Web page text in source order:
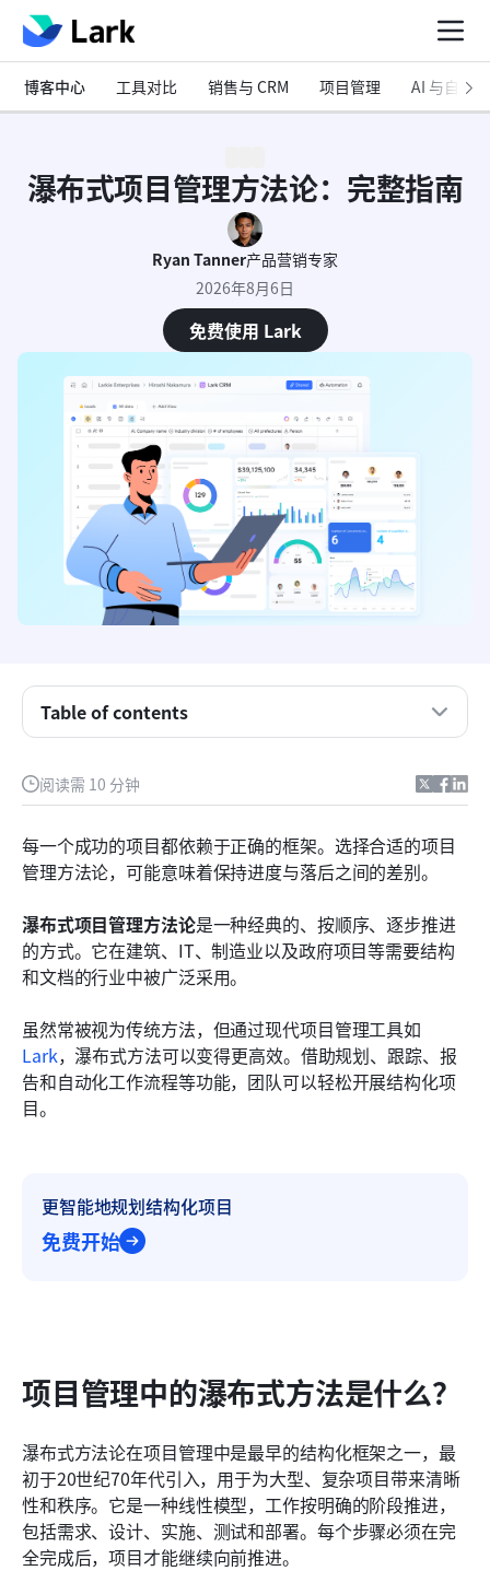
博客中心 工具对比 销售与 CRM 项目管理 AI 与自动化
瀑布式项目管理方法论：完整指南
Ryan Tanner产品营销专家
2026年8月6日
免费使用 Lark
阅读需 10 分钟
每一个成功的项目都依赖于正确的框架。选择合适的项目
管理方法论，可能意味着保持进度与落后之间的差别。
瀑布式项目管理方法论是一种经典的、按顺序、逐步推进
的方式。它在建筑、IT、制造业以及政府项目等需要结构
和文档的行业中被广泛采用。
虽然常被视为传统方法，但通过现代项目管理工具如
Lark，瀑布式方法可以变得更高效。借助规划、跟踪、报
告和自动化工作流程等功能，团队可以轻松开展结构化项
目。
更智能地规划结构化项目
免费开始
项目管理中的瀑布式方法是什么？
瀑布式方法论在项目管理中是最早的结构化框架之一，最
初于20世纪70年代引入，用于为大型、复杂项目带来清晰
性和秩序。它是一种线性模型，工作按明确的阶段推进，
包括需求、设计、实施、测试和部署。每个步骤必须在完
全完成后，项目才能继续向前推进。
Table of contents
如何使用 Lark 来实践瀑布式项目管理方法论
瀑布式方法的优点
瀑布式方法的缺点和挑战
瀑布式与敏捷项目管理方法论
瀑布式方法的实际应用案例
结论
常见问题